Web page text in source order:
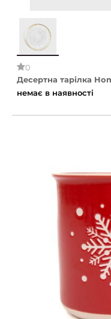
0
Десертна тарілка
немає в наявності